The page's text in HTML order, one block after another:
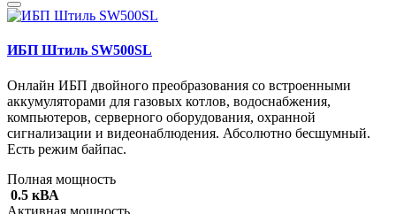
ИБП Штиль SW500SL
Онлайн ИБП двойного преобразования со встроенными
аккумуляторами для газовых котлов, водоснабжения,
компьютеров, серверного оборудования, охранной
сигнализации и видеонаблюдения. Абсолютно бесшумный.
Есть режим байпас.
Полная мощность
0.5 кВА
Активная мощность